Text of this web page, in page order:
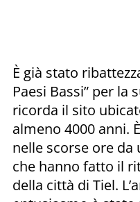
È già stato
Paesi Bassi” per la
ricorda il sito
almeno 4000 anni.
nelle scorse ore
che hanno fatto il
della città di Tiel.